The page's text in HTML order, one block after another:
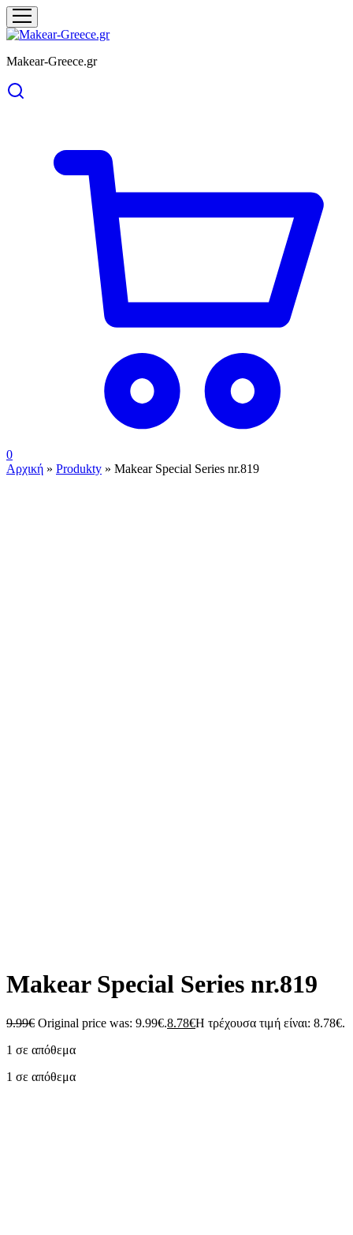
Makear-Greece.gr
0
Αρχική » Produkty » Makear Special Series nr.819
Makear Special Series nr.819
9.99€ Original price was: 9.99€.8.78€Η τρέχουσα τιμή είναι: 8.78€.
1 σε απόθεμα
1 σε απόθεμα